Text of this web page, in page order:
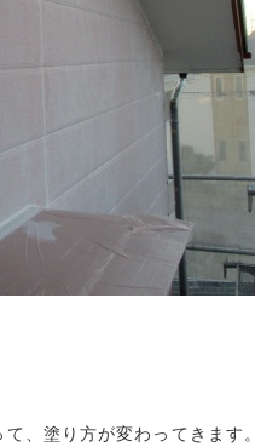
、塗り方が変わってきます。